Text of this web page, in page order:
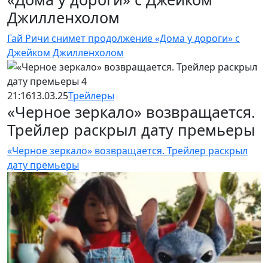
Джилленхолом
Гай Ричи снимет продолжение «Дома у дороги» с
Джейком Джилленхолом
21:1613.03.25Трейлеры
«Черное зеркало» возвращается.
Трейлер раскрыл дату премьеры
«Черное зеркало» возвращается. Трейлер раскрыл
дату премьеры